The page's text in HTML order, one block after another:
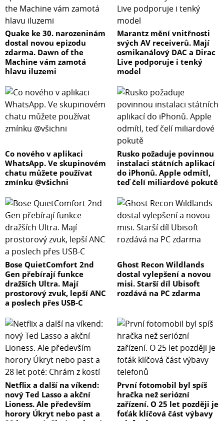
Quake ke 30. narozeninám
dostal novou epizodu
zdarma. Dawn of the
Machine vám zamotá
hlavu iluzemi
Marantz mění vnitřnosti
svých AV receiverů. Mají
osmikanálový DAC a Dirac
Live podporuje i tenký
model
Co nového v aplikaci
WhatsApp. Ve skupinovém
chatu můžete používat
zmínku @všichni
Rusko požaduje povinnou
instalaci státních aplikací
do iPhonů. Apple odmítl,
teď čelí miliardové pokutě
Bose QuietComfort 2nd
Gen přebírají funkce
dražších Ultra. Mají
prostorový zvuk, lepší ANC
a poslech přes USB-C
Ghost Recon Wildlands
dostal vylepšení a novou
misi. Starší díl Ubisoft
rozdává na PC zdarma
Netflix a další na víkend:
nový Ted Lasso a akční
Lioness. Ale především
horory Úkryt nebo past a
První fotomobil byl spíš
hračka než seriózní
zařízení. O 25 let později je
foťák klíčová část výbavy